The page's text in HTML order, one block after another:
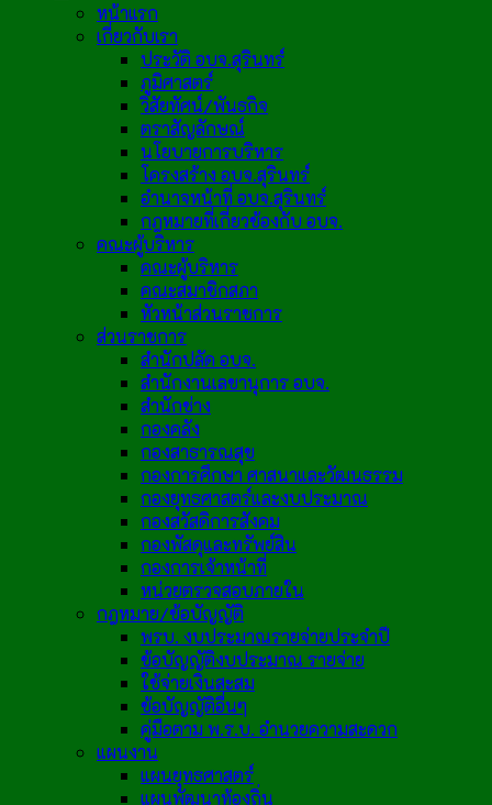
หน้าแรก
เกี่ยวกับเรา
ประวัติ อบจ.สุรินทร์
ภูมิศาสตร์
วิสัยทัศน์/พันธกิจ
ตราสัญลักษณ์
นโยบายการบริหาร
โครงสร้าง อบจ.สุรินทร์
อำนาจหน้าที่ อบจ.สุรินทร์
กฎหมายที่เกี่ยวข้องกับ อบจ.
คณะผู้บริหาร
คณะผู้บริหาร
คณะสมาชิกสภา
หัวหน้าส่วนราชการ
ส่วนราชการ
สำนักปลัด อบจ.
สำนักงานเลขานุการ อบจ.
สำนักช่าง
กองคลัง
กองสาธารณสุข
กองการศึกษา ศาสนาและวัฒนธรรม
กองยุทธศาสตร์และงบประมาณ
กองสวัสดิการสังคม
กองพัสดุและทรัพย์สิน
กองการเจ้าหน้าที่
หน่วยตรวจสอบภายใน
กฎหมาย/ข้อบัญญัติ
พรบ. งบประมาณรายจ่ายประจำปี
ข้อบัญญัติงบประมาณ รายจ่าย
ใช้จ่ายเงินสะสม
ข้อบัญญัติอื่นๆ
คู่มือตาม พ.ร.บ. อำนวยความสะดวก
แผนงาน
แผนยุทธศาสตร์
แผนพัฒนาท้องถิ่น